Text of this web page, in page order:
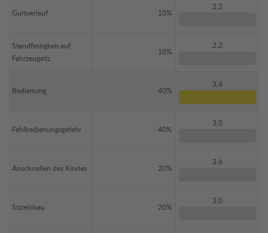
Gurtverlauf 10%
2,2
Standfestigkeit auf
Fahrzeugsitz
10%
2,2
Bedienung 40%
3,4
Fehlbedienungsgefahr 40%
3,0
Anschnallen des Kindes 20%
3,6
Sitzeinbau 20%
3,0